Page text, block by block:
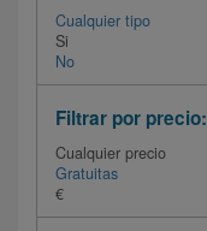
Cualquier tipo
Si
No
Filtrar por precio:
Cualquier precio
Gratuitas
€